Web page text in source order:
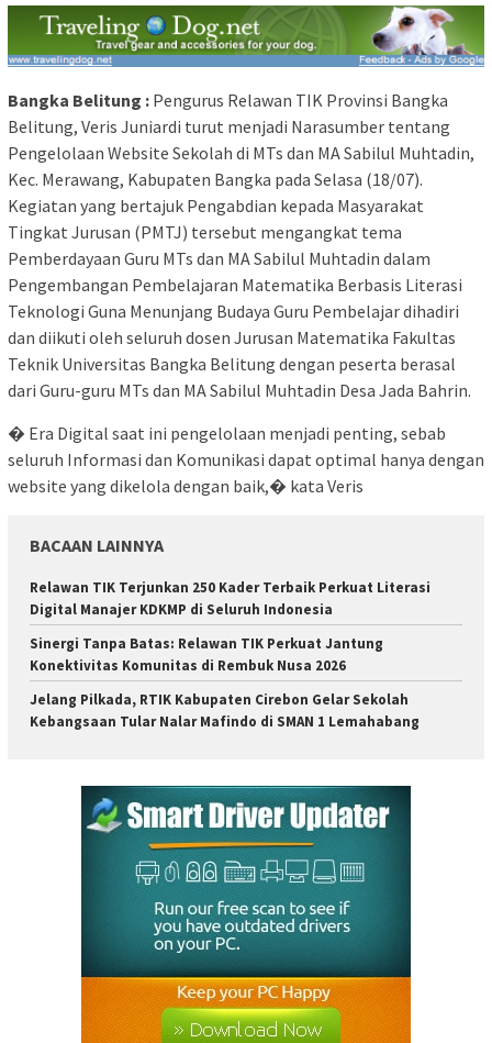
Bangka Belitung : Pengurus Relawan TIK Provinsi Bangka
Belitung, Veris Juniardi turut menjadi Narasumber tentang
Pengelolaan Website Sekolah di MTs dan MA Sabilul Muhtadin,
Kec. Merawang, Kabupaten Bangka pada Selasa (18/07).
Kegiatan yang bertajuk Pengabdian kepada Masyarakat
Tingkat Jurusan (PMTJ) tersebut mengangkat tema
Pemberdayaan Guru MTs dan MA Sabilul Muhtadin dalam
Pengembangan Pembelajaran Matematika Berbasis Literasi
Teknologi Guna Menunjang Budaya Guru Pembelajar dihadiri
dan diikuti oleh seluruh dosen Jurusan Matematika Fakultas
Teknik Universitas Bangka Belitung dengan peserta berasal
dari Guru-guru MTs dan MA Sabilul Muhtadin Desa Jada Bahrin.
� Era Digital saat ini pengelolaan menjadi penting, sebab
seluruh Informasi dan Komunikasi dapat optimal hanya dengan
website yang dikelola dengan baik,� kata Veris
BACAAN LAINNYA
Relawan TIK Terjunkan 250 Kader Terbaik Perkuat Literasi
Digital Manajer KDKMP di Seluruh Indonesia
Sinergi Tanpa Batas: Relawan TIK Perkuat Jantung
Konektivitas Komunitas di Rembuk Nusa 2026
Jelang Pilkada, RTIK Kabupaten Cirebon Gelar Sekolah
Kebangsaan Tular Nalar Mafindo di SMAN 1 Lemahabang